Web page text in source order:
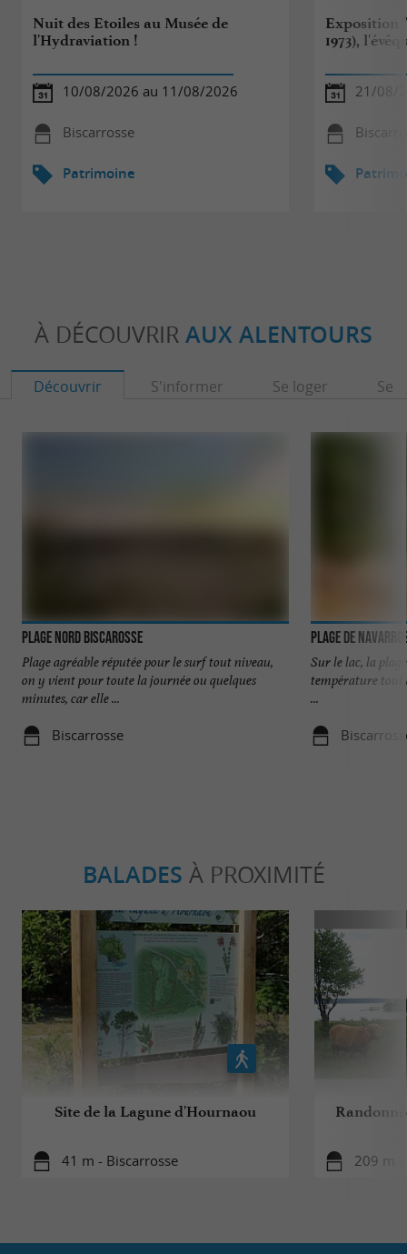
Nuit des Etoiles au Musée de
l'Hydraviation !
10/08/2026 au 11/08/2026
Biscarrosse
Patrimoine
Exposition
1973),
21/08/
À DÉCOUVRIR AUX ALENTOURS
Découvrir S'informer Se loger Se
Plage Nord Biscarosse
Plage agréable réputée pour le surf tout niveau,
on y vient pour toute la journée ou quelques
minutes, car elle ...
Biscarrosse
Plage de
Sur le lac, la
température tout
...
BALADES À PROXIMITÉ
Site de la Lagune d'Hournaou
41 m - Biscarrosse 209 m -